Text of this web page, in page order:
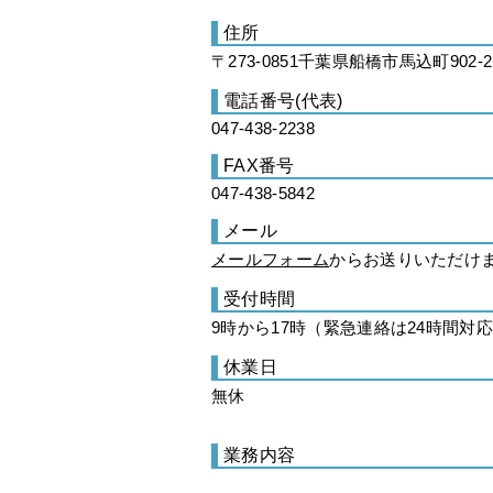
住所
〒273-0851千葉県船橋市馬込町902-2
電話番号(代表)
047-438-2238
FAX番号
047-438-5842
メール
メールフォームからお送りいただけ
受付時間
9時から17時（緊急連絡は24時間対応
休業日
無休
業務内容